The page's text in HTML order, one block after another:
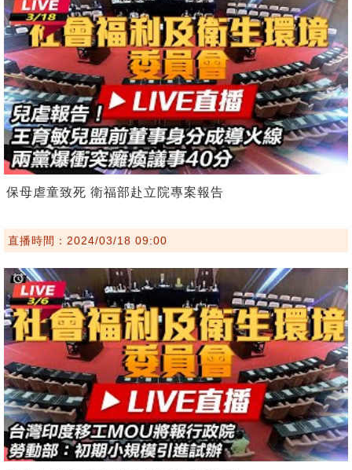
保母虐童致死 衛福部赴立院專案報告
直播時間：2024/03/18 09:00